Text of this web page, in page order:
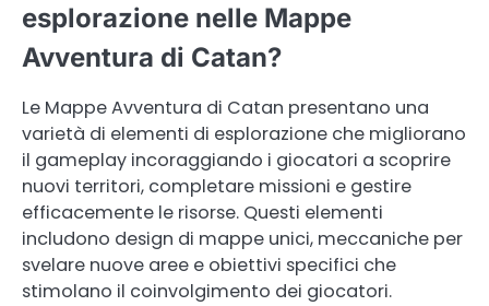
esplorazione nelle Mappe
Avventura di Catan?
Le Mappe Avventura di Catan presentano una
varietà di elementi di esplorazione che migliorano
il gameplay incoraggiando i giocatori a scoprire
nuovi territori, completare missioni e gestire
efficacemente le risorse. Questi elementi
includono design di mappe unici, meccaniche per
svelare nuove aree e obiettivi specifici che
stimolano il coinvolgimento dei giocatori.